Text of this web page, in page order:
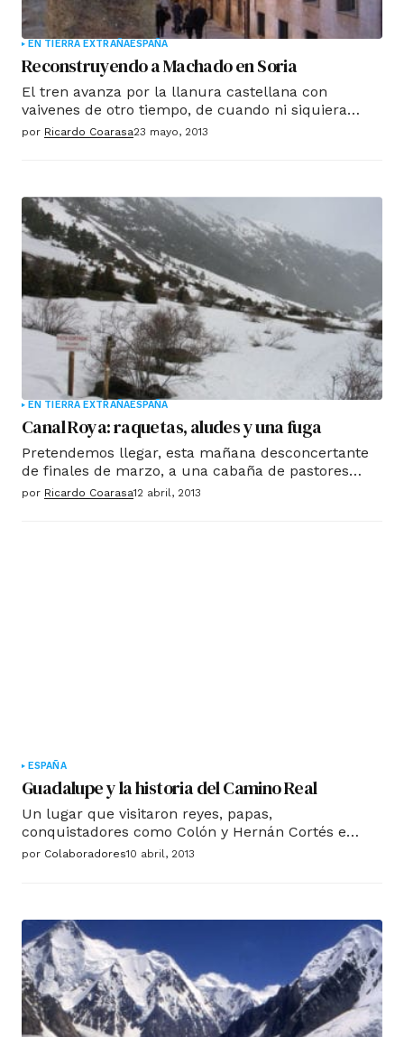
EN TIERRA EXTRAÑAESPAÑA
Reconstruyendo a Machado en Soria
El tren avanza por la llanura castellana con
vaivenes de otro tiempo, de cuando ni siquiera
soñábamos el AVE. Como el poeta un siglo atrás,
que acerca a los viajeros desde Madrid las
vivencias y la obra de Machado en tierras sorianas.
por Ricardo Coarasa23 mayo, 2013
EN TIERRA EXTRAÑAESPAÑA
Canal Roya: raquetas, aludes y una fuga
Pretendemos llegar, esta mañana desconcertante
de finales de marzo, a una cabaña de pastores
junto al río, donde cumplí hace muchos años
por Ricardo Coarasa12 abril, 2013
ESPAÑA
Guadalupe y la historia del Camino Real
Un lugar que visitaron reyes, papas,
conquistadores como Colón y Hernán Cortés e
incluso ilustres escritores de la talla de Unamuno
consta en los libros de visita del monasterio.
por Colaboradores10 abril, 2013